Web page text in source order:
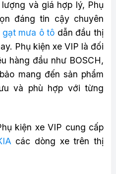
và giá hợp lý, Phụ
đáng tin cậy chuyên
gạt mưa ô tô dẫn đầu thị
Phụ kiện xe VIP là đối
hàng đầu như BOSCH,
mang đến sản phẩm
và phù hợp với từng
kiện xe VIP cung cấp
các dòng xe trên thị